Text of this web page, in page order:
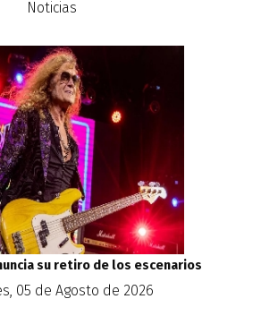
Noticias
su retiro de los escenarios
05 de Agosto de 2026